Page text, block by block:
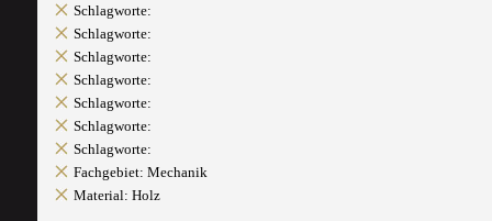
Schlagworte:
Schlagworte:
Schlagworte:
Schlagworte:
Schlagworte:
Schlagworte:
Schlagworte:
Fachgebiet: Mechanik
Material: Holz